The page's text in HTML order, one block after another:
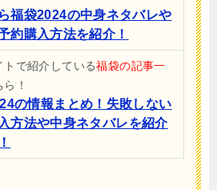
福袋2024の中身ネタバレや
約購入方法を紹介！
トで紹介している福袋の記事一
！
の情報まとめ！失敗しない
方法や中身ネタバレを紹介